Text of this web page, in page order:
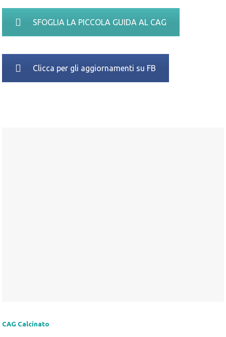
SFOGLIA LA PICCOLA GUIDA AL CAG
Clicca per gli aggiornamenti su FB
CAG Calcinato